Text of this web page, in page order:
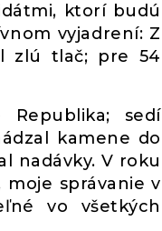
ktorí budú
vyjadrení: Z
zlú tlač; pre 54
Republika; sedí
kamene do
nadávky. V roku
moje správanie v
vo všetkých